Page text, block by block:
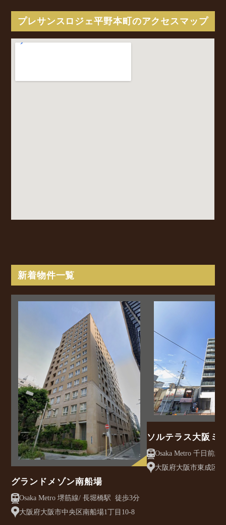
プレサンスロジェ平野本町のアクセスマップ
新着物件一覧
グランドメゾン南船場
Osaka Metro 堺筋線/ 長堀橋駅 徒歩3分
大阪府大阪市中央区南船場1丁目10-8
ソルテラス大阪ミ
クレアスト
大阪府大阪市東成区